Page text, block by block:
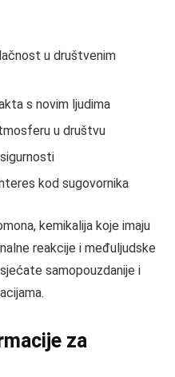
u društvenim
s novim ljudima
u društvu
kod sugovornika
kemikalija koje imaju
reakcije i međuljudske
samopouzdanije i
za